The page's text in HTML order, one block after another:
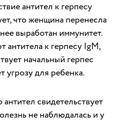
антител к герпесу
что женщина перенесла
выработан иммунитет.
антитела к герпесу IgM,
начальный герпес
угрозу для ребенка.
свидетельствует
не наблюдалась и у